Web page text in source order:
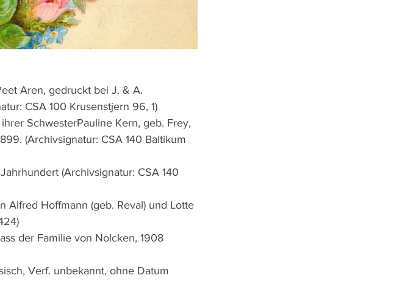
Aren, gedruckt bei J. & A.
CSA 100 Krusenstjern 96, 1)
SchwesterPauline Kern, geb. Frey,
(Archivsignatur: CSA 140 Baltikum
(Archivsignatur: CSA 140
Alfred Hoffmann (geb. Reval) und Lotte
der Familie von Nolcken, 1908
Verf. unbekannt, ohne Datum